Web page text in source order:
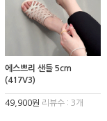
에스쁘리 샌들 5cm
(417V3)
49,900원 리뷰수 : 3개